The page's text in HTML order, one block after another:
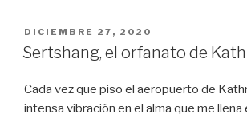
PUBLICADO
EL
DICIEMBRE 27, 2020
Sertshang, el orfanato de
Cada vez que piso el aeropuerto de
intensa vibración en el alma que me llena